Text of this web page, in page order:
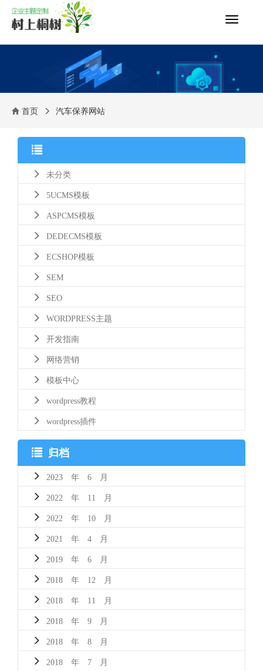
切
导
首页 汽车保养网站
未分类
5UCMS模板
ASPCMS模板
DEDECMS模板
ECSHOP模板
SEM
SEO
WORDPRESS主题
开发指南
网络营销
模板中心
wordpress教程
wordpress插件
归档
2023 年 6 月
2022 年 11 月
2022 年 10 月
2021 年 4 月
2019 年 6 月
2018 年 12 月
2018 年 11 月
2018 年 9 月
2018 年 8 月
2018 年 7 月